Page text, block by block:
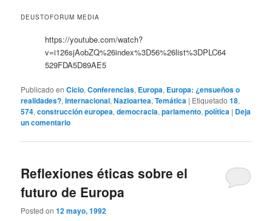
DEUSTOFORUM MEDIA
https://youtube.com/watch?
v=i126sjAobZQ%26index%3D56%26list%3DPLC64
529FDA5D89AE5
Publicado en Ciclo,Conferencias, Europa, Europa: ¿ensueños o
realidades?,Internacional,Nazioartea,Temática | Etiquetado 18,
574,construcción europea,democracia,parlamento,política | Deja
un comentario
Reflexiones éticas sobre el
futuro de Europa
Posted on12 mayo, 1992